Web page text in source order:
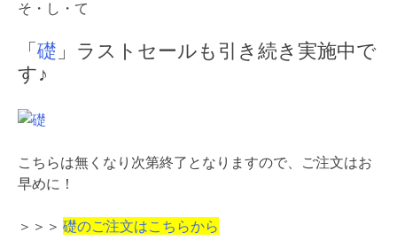
そ・し・て
「礎 」ラストセールも引き続き実施中で
す♪
こちらは無くなり次第終了となりますので、ご注文はお
早めに！
＞＞＞ 礎のご注文はこちらから